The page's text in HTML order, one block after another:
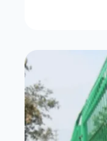
料应保证围栏
进度分段设置
位不得在工地